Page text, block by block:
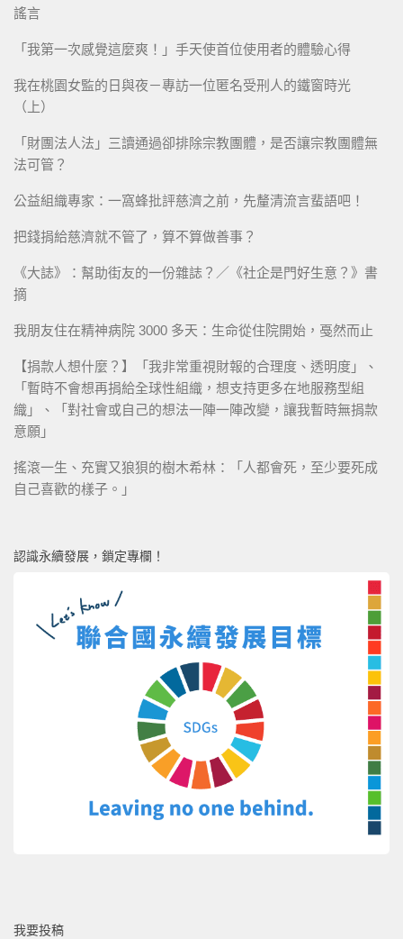
謠言
「我第一次感覺這麼爽！」手天使首位使用者的體驗心得
我在桃園女監的日與夜－專訪一位匿名受刑人的鐵窗時光
（上）
「財團法人法」三讀通過卻排除宗教團體，是否讓宗教團體無
法可管？
公益組織專家：一窩蜂批評慈濟之前，先釐清流言蜚語吧！
把錢捐給慈濟就不管了，算不算做善事？
《大誌》：幫助街友的一份雜誌？／《社企是門好生意？》書
摘
我朋友住在精神病院 3000 多天：生命從住院開始，戞然而止
【捐款人想什麼？】「我非常重視財報的合理度、透明度」、
「暫時不會想再捐給全球性組織，想支持更多在地服務型組
織」、「對社會或自己的想法一陣一陣改變，讓我暫時無捐款
意願」
搖滾一生、充實又狼狽的樹木希林：「人都會死，至少要死成
自己喜歡的樣子。」
認識永續發展，鎖定專欄！
我要投稿